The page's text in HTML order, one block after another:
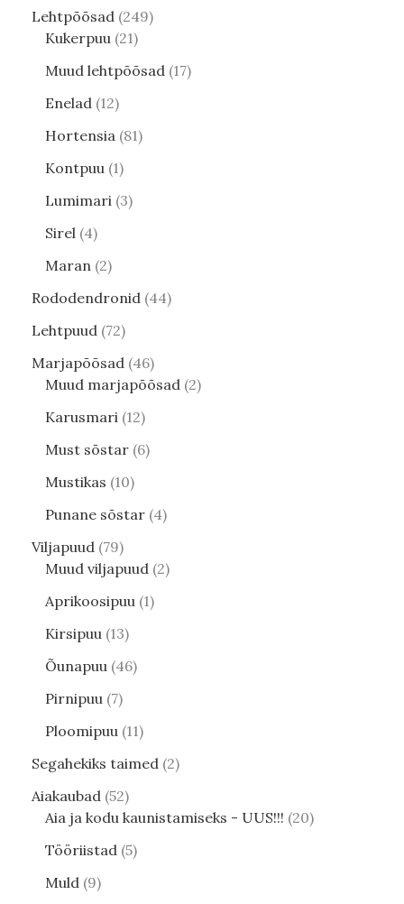
Lehtpõõsad 249
Kukerpuu 21
Muud lehtpõõsad 17
Enelad 12
Hortensia 81
Kontpuu 1
Lumimari 3
Sirel 4
Maran 2
Rododendronid 44
Lehtpuud 72
Marjapõõsad 46
Muud marjapõõsad 2
Karusmari 12
Must sõstar 6
Mustikas 10
Punane sõstar 4
Viljapuud 79
Muud viljapuud 2
Aprikoosipuu 1
Kirsipuu 13
Õunapuu 46
Pirnipuu 7
Ploomipuu 11
Segahekiks taimed 2
Aiakaubad 52
Aia ja kodu kaunistamiseks - UUS!!! 20
Tööriistad 5
Muld 9